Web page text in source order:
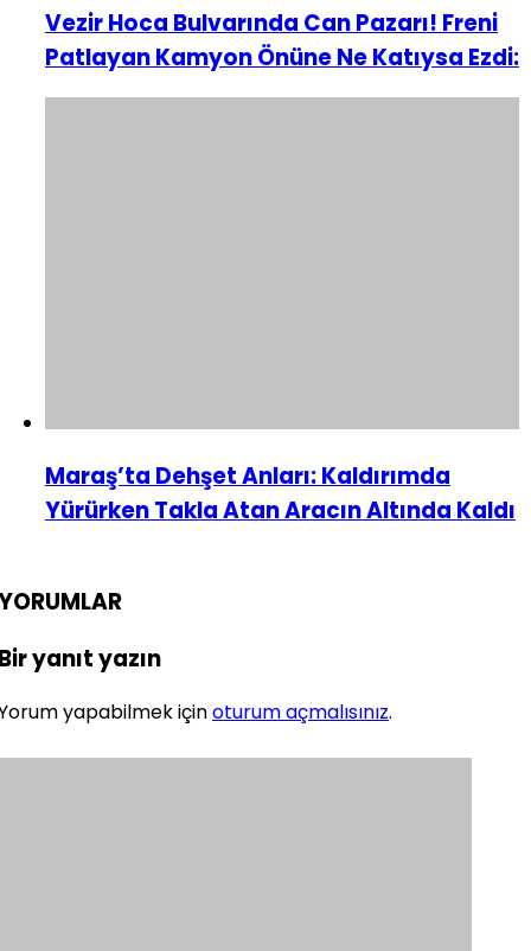
Vezir Hoca Bulvarında Can Pazarı! Freni
Patlayan Kamyon Önüne Ne Katıysa Ezdi:
Maraş’ta Dehşet Anları: Kaldırımda
Yürürken Takla Atan Aracın Altında Kaldı
yanıt yazın
yapabilmek içinoturum açmalısınız.